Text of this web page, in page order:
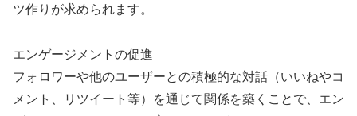
ツ作りが求められます。
エンゲージメントの促進
フォロワーや他のユーザーとの積極的な対話（いいねやコ
メント、リツイート等）を通じて関係を築くことで、エン